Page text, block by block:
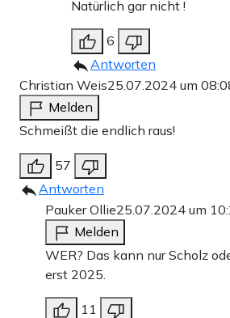
Natürlich gar nicht !
6
Antworten
Christian Weis25.07.2024 um
Melden
Schmeißt die endlich raus!
57
Antworten
Pauker Ollie25.07.2024 um
Melden
WER? Das kann nur Scholz
erst 2025.
11